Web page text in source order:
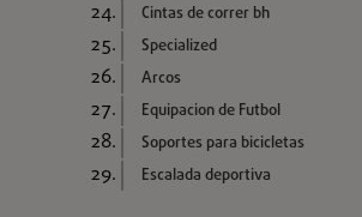
Cintas de correr bh
Specialized
Arcos
Equipacion de Futbol
Soportes para bicicletas
Escalada deportiva